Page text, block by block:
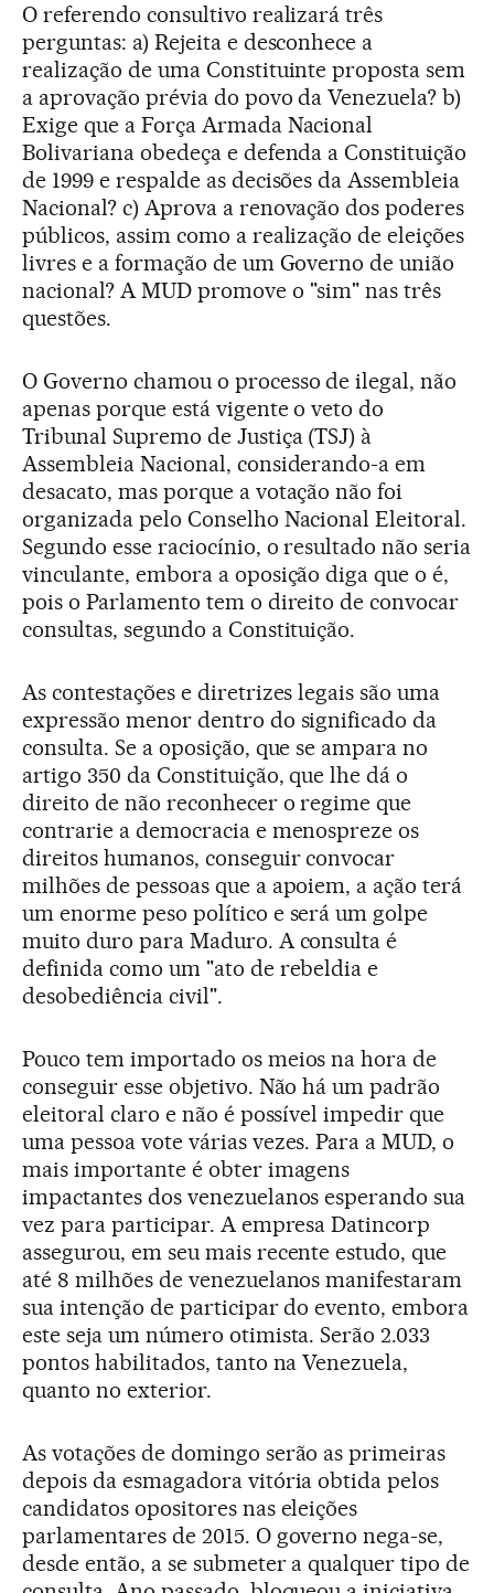
O referendo consultivo realizará três
perguntas: a) Rejeita e desconhece a
realização de uma Constituinte proposta sem
a aprovação prévia do povo da Venezuela? b)
Exige que a Força Armada Nacional
Bolivariana obedeça e defenda a Constituição
de 1999 e respalde as decisões da Assembleia
Nacional? c) Aprova a renovação dos poderes
públicos, assim como a realização de eleições
livres e a formação de um Governo de união
nacional? A MUD promove o "sim" nas três
questões.
O Governo chamou o processo de ilegal, não
apenas porque está vigente o veto do
Tribunal Supremo de Justiça (TSJ) à
Assembleia Nacional, considerando-a em
desacato, mas porque a votação não foi
organizada pelo Conselho Nacional Eleitoral.
Segundo esse raciocínio, o resultado não seria
vinculante, embora a oposição diga que o é,
pois o Parlamento tem o direito de convocar
consultas, segundo a Constituição.
As contestações e diretrizes legais são uma
expressão menor dentro do significado da
consulta. Se a oposição, que se ampara no
artigo 350 da Constituição, que lhe dá o
direito de não reconhecer o regime que
contrarie a democracia e menospreze os
direitos humanos, conseguir convocar
milhões de pessoas que a apoiem, a ação terá
um enorme peso político e será um golpe
muito duro para Maduro. A consulta é
definida como um "ato de rebeldia e
desobediência civil".
Pouco tem importado os meios na hora de
conseguir esse objetivo. Não há um padrão
eleitoral claro e não é possível impedir que
uma pessoa vote várias vezes. Para a MUD, o
mais importante é obter imagens
impactantes dos venezuelanos esperando sua
vez para participar. A empresa Datincorp
assegurou, em seu mais recente estudo, que
até 8 milhões de venezuelanos manifestaram
sua intenção de participar do evento, embora
este seja um número otimista. Serão 2.033
pontos habilitados, tanto na Venezuela,
quanto no exterior.
As votações de domingo serão as primeiras
depois da esmagadora vitória obtida pelos
candidatos opositores nas eleições
parlamentares de 2015. O governo nega-se,
desde então, a se submeter a qualquer tipo de